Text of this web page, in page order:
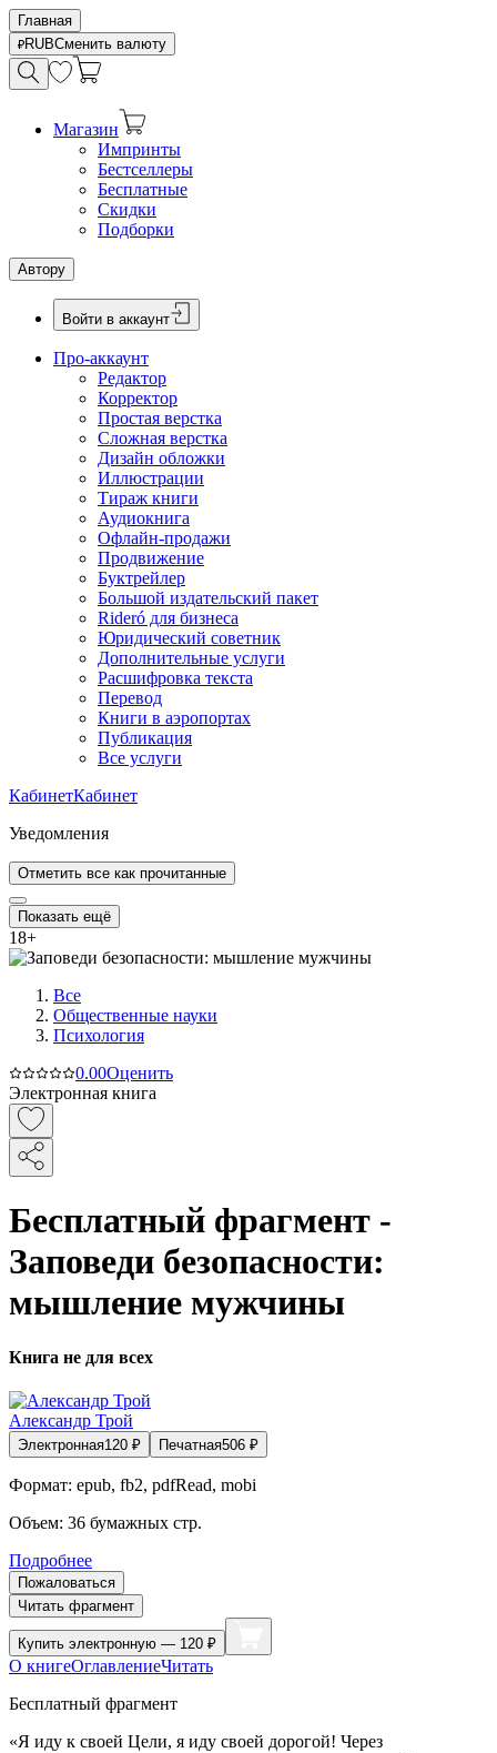
Главная
RUBСменить валюту
Магазин
Импринты
Бестселлеры
Бесплатные
Скидки
Подборки
Автору
Войти в аккаунт
Про-аккаунт
Редактор
Корректор
Простая верстка
Сложная верстка
Дизайн обложки
Иллюстрации
Тираж книги
Аудиокнига
Офлайн-продажи
Продвижение
Буктрейлер
Большой издательский пакет
Rideró для бизнеса
Юридический советник
Дополнительные услуги
Расшифровка текста
Перевод
Книги в аэропортах
Публикация
Все услуги
КабинетКабинет
Уведомления
Отметить все как прочитанные
Показать ещё
18+
Все
Общественные науки
Психология
0.00Оценить
Электронная книга
Бесплатный фрагмент -
Заповеди безопасности:
мышление мужчины
Книга не для всех
Александр Трой
Электронная120 ₽ Печатная506 ₽
Формат: epub, fb2, pdfRead, mobi
Объем: 36 бумажных стр.
Подробнее
Пожаловаться
Читать фрагмент
Купить электронную — 120 ₽
О книгеОглавлениеЧитать
Бесплатный фрагмент
«Я иду к своей Цели, я иду своей дорогой! Через